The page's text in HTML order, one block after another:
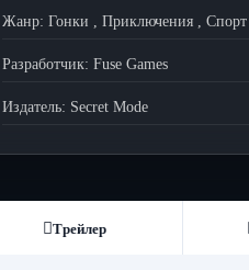
Жанр: Гонки ,Приключения ,Спорт
Разработчик: Fuse Games
Издатель: Secret Mode
Трейлер